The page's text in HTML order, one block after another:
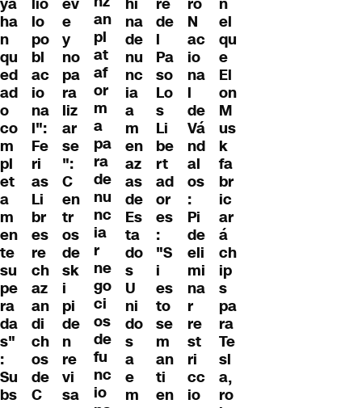
ha
n
qu
ed
ad
o
co
m
pl
et
a
m
en
te
su
pe
ra
da
s"
:
Su
bs
lo
po
bl
ac
io
na
l":
Fe
ri
as
Li
br
es
re
ch
az
an
di
ch
os
de
C
e
y
no
pa
ra
liz
ar
se
":
C
en
tr
os
de
sk
i
pi
de
n
re
vi
sa
an
pl
at
af
or
m
a
pa
ra
de
nu
nc
ia
r
ne
go
ci
os
de
fu
nc
io
na
de
nu
nc
ia
a
m
en
az
as
de
Es
ta
do
s
U
ni
do
s
a
e
m
de
l
Pa
so
Lo
s
Li
be
rt
ad
or
es
:
"S
i
es
to
se
m
an
ti
en
N
ac
io
na
l
de
Vá
nd
al
os
:
Pi
de
eli
mi
na
r
re
st
ri
cc
io
el
qu
e
El
on
M
us
k
fa
br
ic
ar
á
ch
ip
s
pa
ra
Te
sl
a,
ro